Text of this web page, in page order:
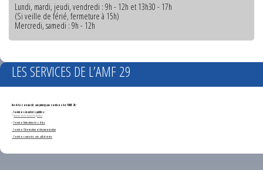
Lundi, mardi, jeudi, vendredi : 9h - 12h et 13h30 - 17h
(Si veille de férié, fermeture à 15h)
Mercredi, samedi : 9h - 12h
LES SERVICES DE L’AMF 29
Accédez en un clic aux principaux services de l'AMF 29 :
- Services marchés publics :
*Annonces de marchés publics
-Service formation des élus
- Service Orientation et documentation
- Services ouverts aux adhérents